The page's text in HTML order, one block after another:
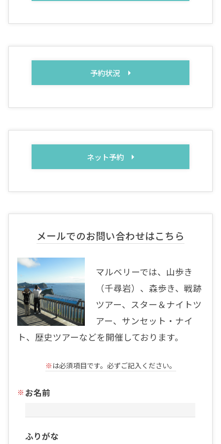
予約状況
ネット予約
メールでのお問い合わせはこちら
マルベリーでは、山歩き
（千尋岩）、森歩き、戦跡
ツアー、スター＆ナイトツ
アー、サンセット・ナイ
ト、歴史ツアーなどを開催しております。
※ は必須項目です。必ずご記入ください。
お名前
ふりがな